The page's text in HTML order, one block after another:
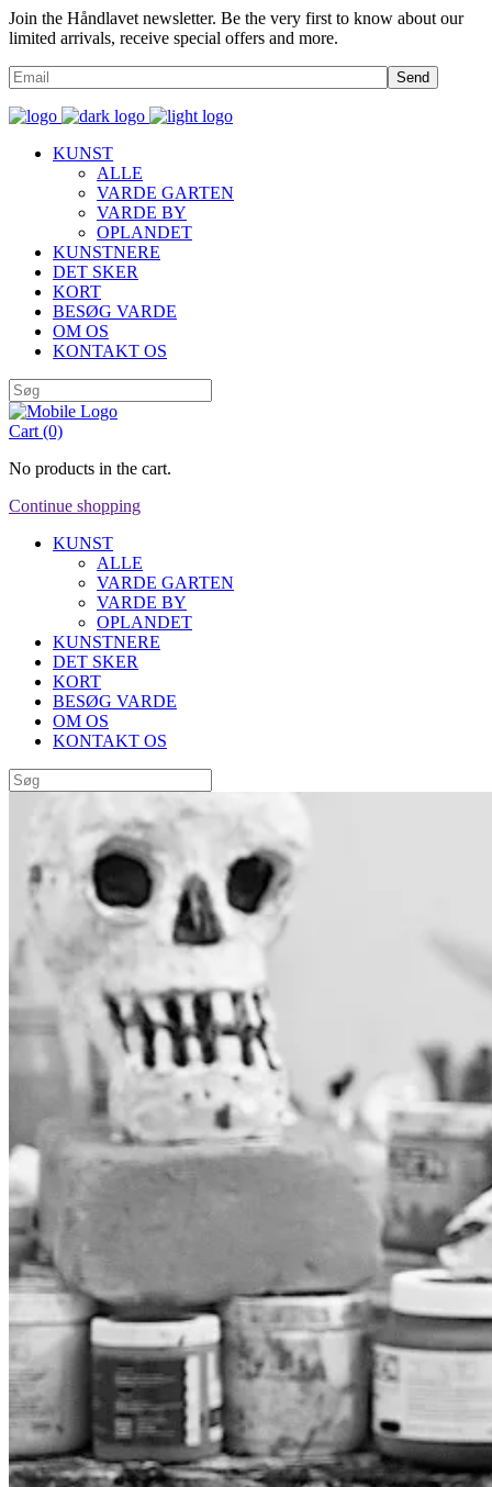
Join the Håndlavet newsletter. Be the very first to know about our
limited arrivals, receive special offers and more.
Send
KUNST
ALLE
VARDE GARTEN
VARDE BY
OPLANDET
KUNSTNERE
DET SKER
KORT
BESØG VARDE
OM OS
KONTAKT OS
Cart (0)
No products in the cart.
Continue shopping
KUNST
ALLE
VARDE GARTEN
VARDE BY
OPLANDET
KUNSTNERE
DET SKER
KORT
BESØG VARDE
OM OS
KONTAKT OS